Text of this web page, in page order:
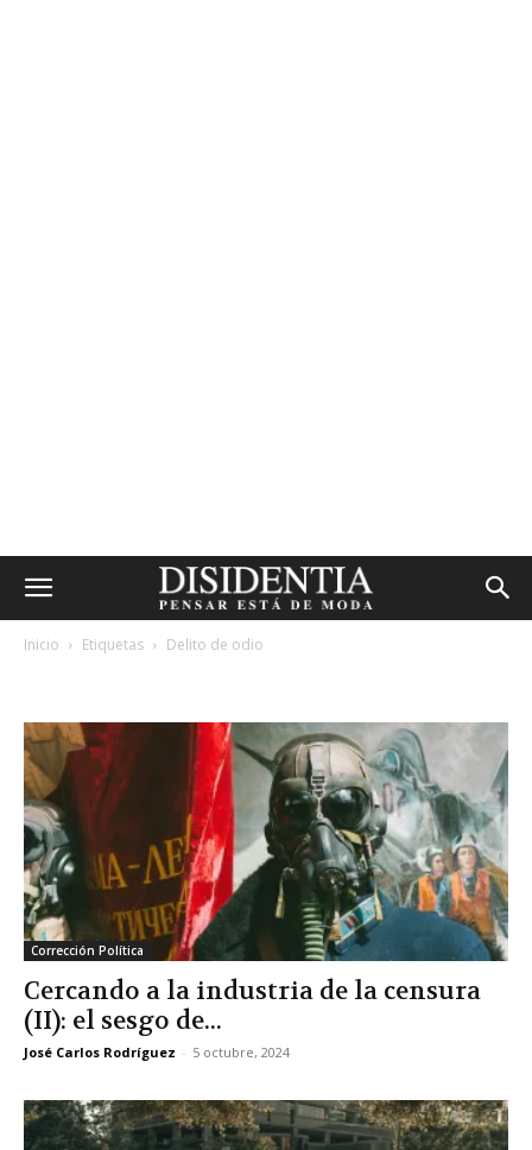
Inicio Etiquetas Delito de odio
Corrección Política
Cercando a la industria de la censura
(II): el sesgo de...
José Carlos Rodríguez - 5 octubre, 2024